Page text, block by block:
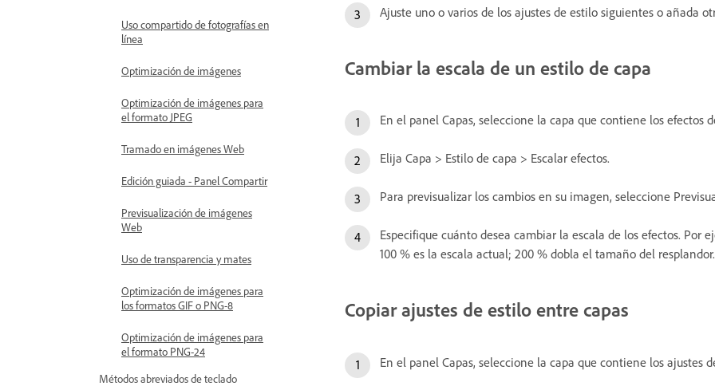
Uso compartido de fotografías en
línea
Optimización de imágenes
Optimización de imágenes para
el formato JPEG
Tramado en imágenes Web
Edición guiada - Panel Compartir
Previsualización de imágenes
Web
Uso de transparencia y mates
Optimización de imágenes para
los formatos GIF o PNG-8
Optimización de imágenes para
el formato PNG-24
Métodos abreviados de teclado
Ajuste uno o varios de los ajustes de estilo siguientes o añada
Cambiar la escala de un estilo de capa
En el panel Capas, seleccione la capa que contiene los efectos
Elija Capa > Estilo de capa > Escalar efectos.
Para previsualizar los cambios en su imagen, seleccione
Especifique cuánto desea cambiar la escala de los efectos.
100 % es la escala actual; 200 % dobla el tamaño del
Copiar ajustes de estilo entre capas
En el panel Capas, seleccione la capa que contiene los ajustes